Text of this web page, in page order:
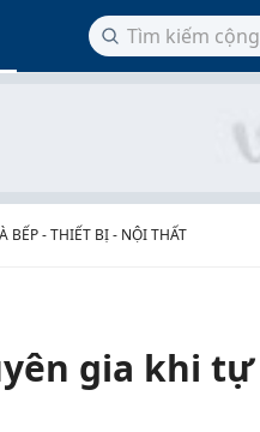
BẾP - THIẾT BỊ - NỘI THẤT
gia khi tự